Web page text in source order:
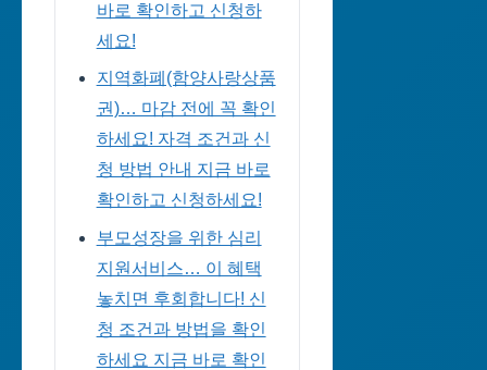
바로 확인하고 신청하
세요!
지역화폐(함양사랑상품
권)… 마감 전에 꼭 확인
하세요! 자격 조건과 신
청 방법 안내 지금 바로
확인하고 신청하세요!
부모성장을 위한 심리
지원서비스… 이 혜택
놓치면 후회합니다! 신
청 조건과 방법을 확인
하세요 지금 바로 확인